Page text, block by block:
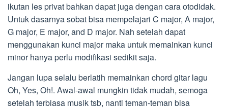
ikutan les privat bahkan dapat juga dengan cara otodidak.
Untuk dasarnya sobat bisa mempelajari C major, A major,
G major, E major, and D major. Nah setelah dapat
menggunakan kunci major maka untuk memainkan kunci
minor hanya perlu modifikasi sedikit saja.
Jangan lupa selalu berlatih memainkan chord gitar lagu
Oh, Yes, Oh!. Awal-awal mungkin tidak mudah, semoga
setelah terbiasa musik tsb, nanti teman-teman bisa